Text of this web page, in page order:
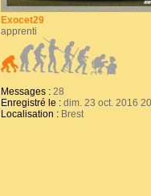
Exocet29
apprenti
Messages :28
Enregistré le :dim. 23 oct. 2016
Localisation :Brest